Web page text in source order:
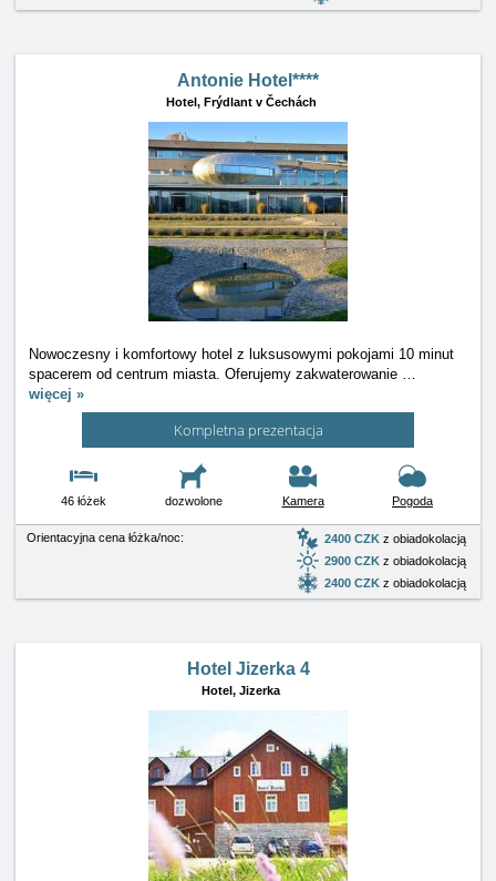
Antonie Hotel****
Hotel, Frýdlant v Čechách
Nowoczesny i komfortowy hotel z luksusowymi pokojami 10 minut
spacerem od centrum miasta. Oferujemy zakwaterowanie …
więcej »
Kompletna prezentacja
46 łóżek dozwolone Kamera Pogoda
Orientacyjna cena łóżka/noc: 2400 CZK z obiadokolacją
2900 CZK z obiadokolacją
2400 CZK z obiadokolacją
Hotel Jizerka 4
Hotel, Jizerka